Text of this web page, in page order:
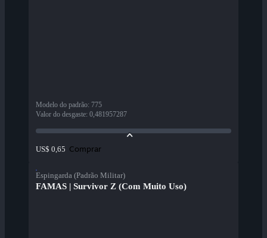
Modelo do padrão: 775
Valor do desgaste: 0,481957287
US$ 0,65 Comprar
Espingarda (Padrão Militar)
FAMAS | Survivor Z (Com Muito Uso)